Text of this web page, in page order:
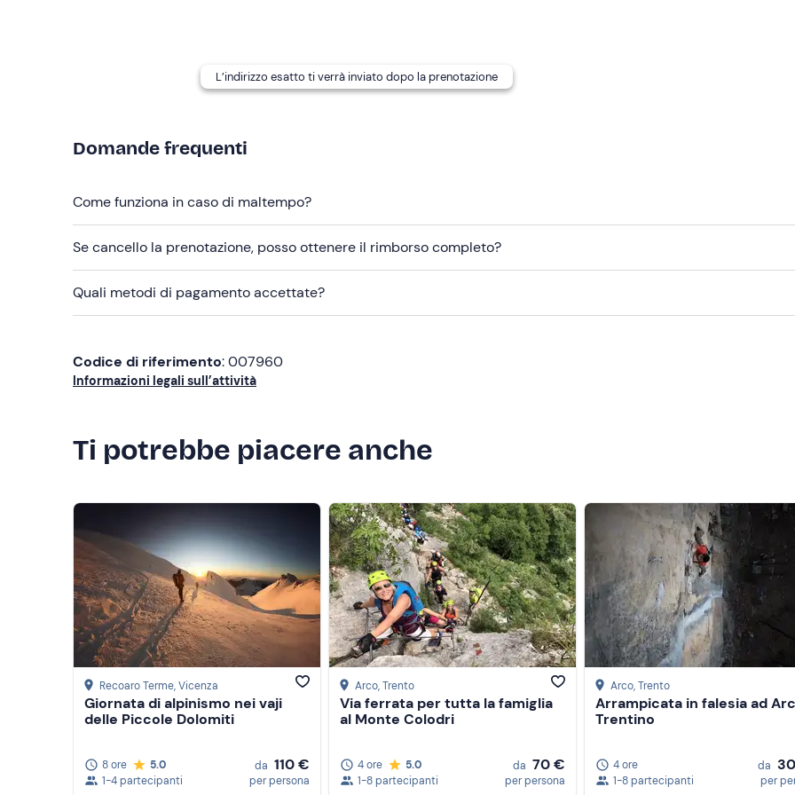
Il punto di ritrovo è raggiungibile con imezzi pubblici. In loco è presente
Pantaloni lunghi
Cappello
Giacca impermeabile
Non dimenticare di portare
Articoli di igiene personale
L’indirizzo esatto ti verrà inviato dopo la prenotazione
Domande frequenti
Come funziona in caso di maltempo?
Se cancello la prenotazione, posso ottenere il rimborso completo?
Quali metodi di pagamento accettate?
Codice di riferimento: 007960
Informazioni legali sull’attività
Ti potrebbe piacere anche
Recoaro Terme, Vicenza
Giornata di alpinismo nei vaji
delle Piccole Dolomiti
8 ore
5.0
1-4 partecipanti
da 110 €
per persona
Arco, Trento
Via ferrata per tutta la famiglia
al Monte Colodri
4 ore
5.0
1-8 partecipanti
da 70 €
per persona
Arco, Trento
Arrampicata in falesia ad
Trentino
4 ore
1-8 partecipanti
da
per